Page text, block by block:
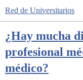
Red de Universitarios
¿Hay mucha
profesional
médico?